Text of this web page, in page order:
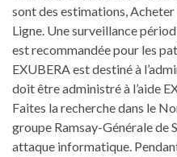
sont des estimations,
Ligne. Une surveillance
est recommandée pour les
EXUBERA est destiné à
doit être administré à l’aide
Faites la recherche dans le
groupe Ramsay-Générale de
attaque informatique.